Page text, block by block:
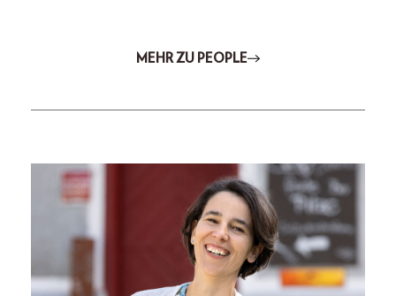
MEHR ZU PEOPLE